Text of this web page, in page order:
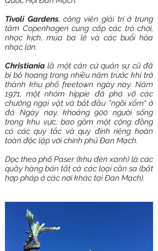
Tivoli Gardens, công viên giải trí ở trung
tâm Copenhagen cung cấp các trò chơi,
nhạc kịch, múa ba lê và các buổi hòa
nhạc lớn.
Christiania lầ một căn cứ quân sự cũ đã
bị bỏ hoang trong nhiều năm trước khi trở
thành khu phố freetown ngày nay. Năm
1971, một nhóm hippie đã phá vỡ các
chướng ngại vật và bắt đầu "ngồi xổm" ở
đó. Ngày nay, khoảng 900 người sống
trong khu vực, bao gồm một cộng đồng
có các quy tắc và quy định riêng hoàn
toàn độc lập với chính phủ Đan Mạch.
Dọc theo phố Paser (khu đèn xanh) là các
quầy hàng bán tất cả các loại cần sa (bất
hợp pháp ở các nơi khác tại Đan Mạch).